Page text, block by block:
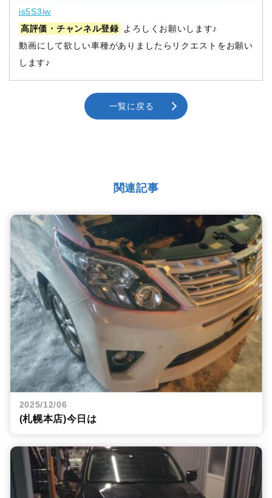
is5S3iw
高評価・チャンネル登録
よろしくお願いします♪
動画にして欲しい車種がありましたらリクエストをお願い
します♪
一覧に戻る
関連記事
2025/12/06
(札幌本店)今日は